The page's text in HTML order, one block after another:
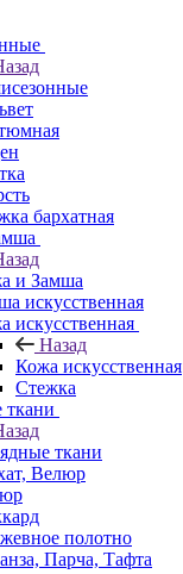
бархатная
и Замша
искусственная
искусственная
Назад
Кожа искусственная
Стежка
ткани
ткани
Велюр
полотно
Парча, Тафта